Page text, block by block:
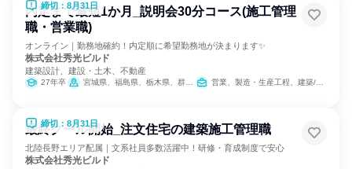
締切：8月31日
内定まで最短1か月_説明会30分コース(施工管理
職・営業職)
オンライン｜勤務地確約！内定順に希望勤務地が決まります✨
株式会社秀光ビルド
建築設計、建設・土木、不動産
27年卒 宮城県、福島県、栃木県、群馬県、富山県、石川県、福井県、長野県、岐阜県、静岡県、愛知県、三重県、滋賀県、京都府、大阪府、兵庫県、奈良県、和歌山県、岡山県、徳島県、香川県、愛媛県 営業、製造・生産工程、建築/土木/プラント専門職
締切：8月31日
最終クール開始_注文住宅の建築施工管理職
北陸長野エリア配属｜文系社員多数活躍中！研修・育成制度で安心
株式会社秀光ビルド